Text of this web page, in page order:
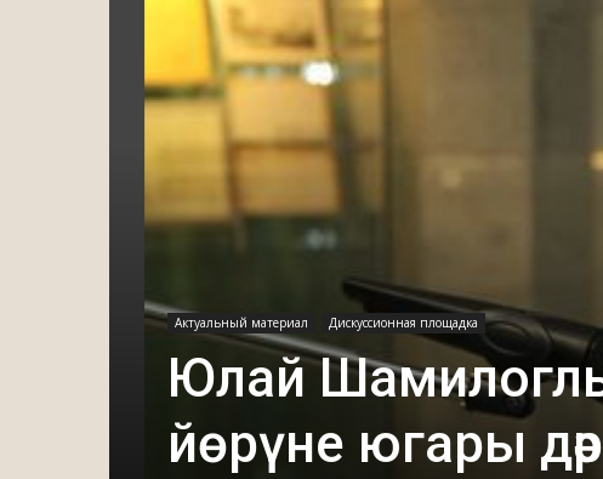
Актуальный материал Дискуссионная площадка
Юлай
йөрүне югары